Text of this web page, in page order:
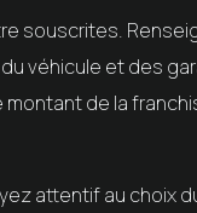
souscrites.
véhicule et des
de la
attentif au choix